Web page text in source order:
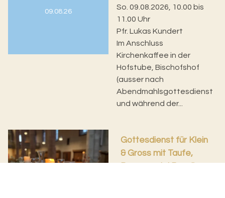
09.08.26
So. 09.08.2026, 10.00 bis
11.00 Uhr
Pfr. Lukas Kundert
Im Anschluss
Kirchenkaffee in der
Hofstube, Bischofshof
(ausser nach
Abendmahlsgottesdienst
und während der...
Gottesdienst für Klein
& Gross mit Taufe,